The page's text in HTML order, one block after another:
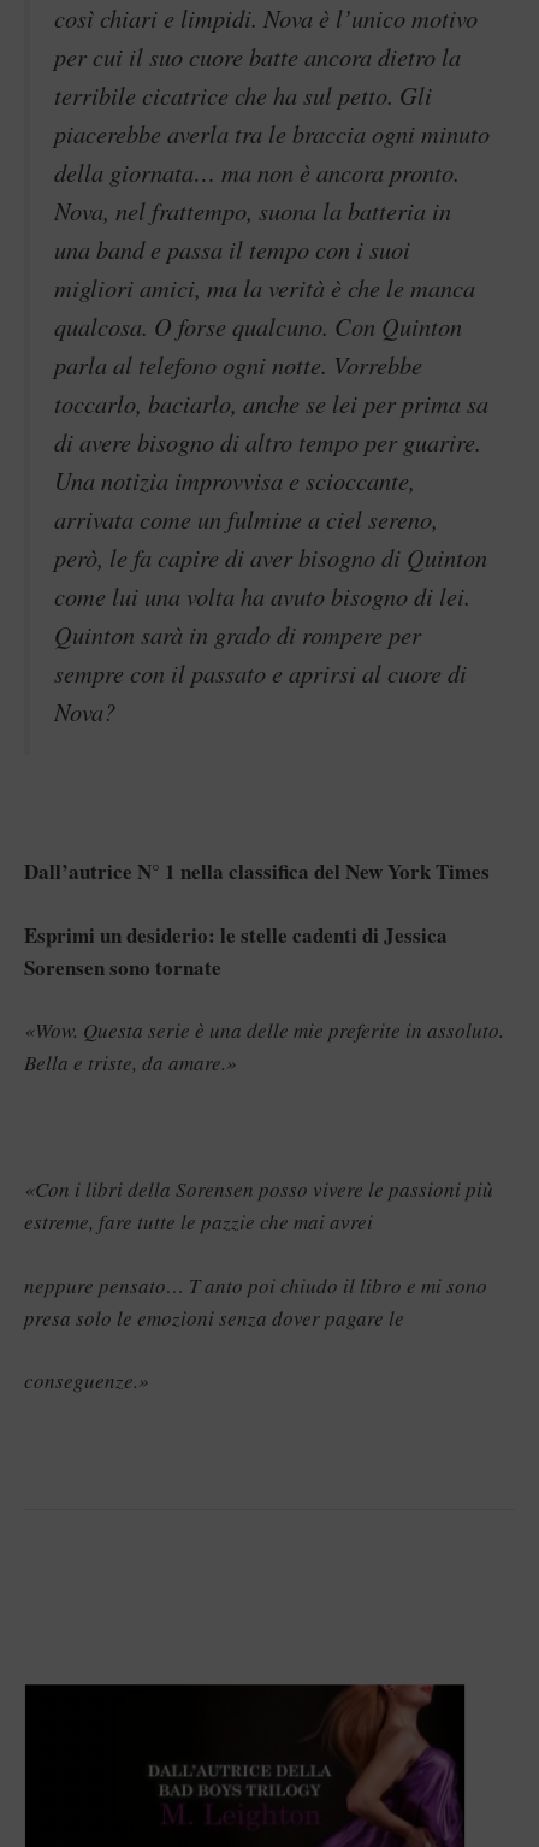
così chiari e limpidi. Nova è l’unico motivo
per cui il suo cuore batte ancora dietro la
terribile cicatrice che ha sul petto. Gli
piacerebbe averla tra le braccia ogni minuto
della giornata… ma non è ancora pronto.
Nova, nel frattempo, suona la batteria in
una band e passa il tempo con i suoi
migliori amici, ma la verità è che le manca
qualcosa. O forse qualcuno. Con Quinton
parla al telefono ogni notte. Vorrebbe
toccarlo, baciarlo, anche se lei per prima sa
di avere bisogno di altro tempo per guarire.
Una notizia improvvisa e scioccante,
arrivata come un fulmine a ciel sereno,
però, le fa capire di aver bisogno di Quinton
come lui una volta ha avuto bisogno di lei.
Quinton sarà in grado di rompere per
sempre con il passato e aprirsi al cuore di
Nova?
Dall’autrice N° 1 nella classifica del New York Times
Esprimi un desiderio: le stelle cadenti di Jessica
Sorensen sono tornate
«Wow. Questa serie è una delle mie preferite in assoluto.
Bella e triste, da amare.»
«Con i libri della Sorensen posso vivere le passioni più
estreme, fare tutte le pazzie che mai avrei
neppure pensato… T anto poi chiudo il libro e mi sono
presa solo le emozioni senza dover pagare le
conseguenze.»